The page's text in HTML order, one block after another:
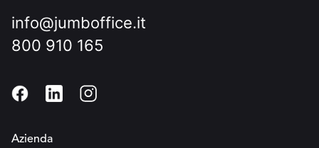
info@jumboffice.it
800 910 165
Azienda